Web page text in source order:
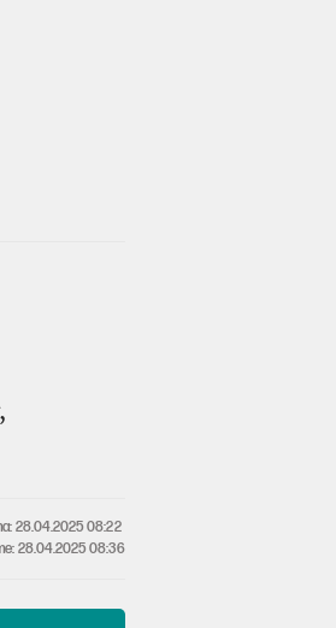
28.04.2025 08:22
28.04.2025 08:36